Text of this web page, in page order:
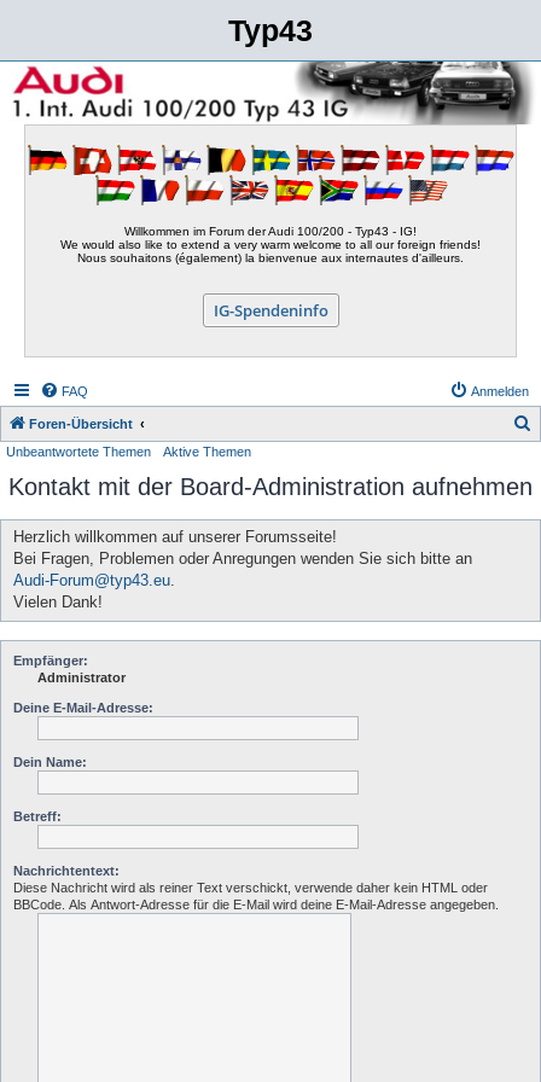
Typ43
Willkommen im Forum der Audi 100/200 - Typ43 - IG!
We would also like to extend a very warm welcome to all our foreign friends!
Nous souhaitons (également) la bienvenue aux internautes d'ailleurs.
IG-Spendeninfo
FAQ Anmelden
Foren-Übersicht
Unbeantwortete Themen Aktive Themen
Kontakt mit der Board-Administration aufnehmen
Herzlich willkommen auf unserer Forumsseite!
Bei Fragen, Problemen oder Anregungen wenden Sie sich bitte an
Audi-Forum@typ43.eu
Vielen Dank!
Empfänger:
Administrator
Deine E-Mail-Adresse:
Dein Name:
Betreff:
Nachrichtentext:
Diese Nachricht wird als reiner Text verschickt, verwende daher kein HTML oder
BBCode. Als Antwort-Adresse für die E-Mail wird deine E-Mail-Adresse angegeben.